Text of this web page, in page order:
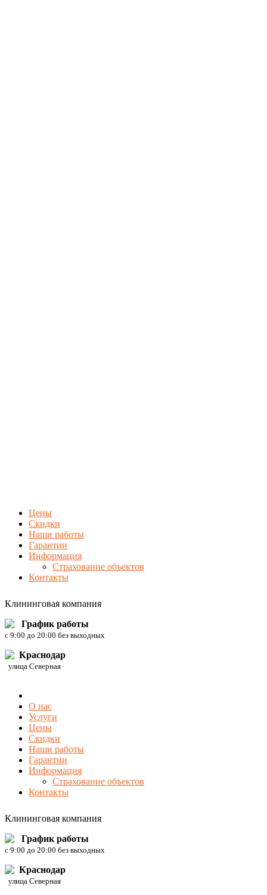
Цены
Скидки
Наши работы
Гарантии
Информация
Страхование объектов
Контакты
Клининговая компания
График работы
c 9:00 до 20:00 без выходных
Краснодар
улица Северная
О нас
Услуги
Цены
Скидки
Наши работы
Гарантии
Информация
Страхование объектов
Контакты
Клининговая компания
График работы
c 9:00 до 20:00 без выходных
Краснодар
улица Северная